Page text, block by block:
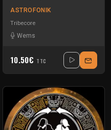
ASTROFONIK
Tribecore
Wems
10.50€ TTC